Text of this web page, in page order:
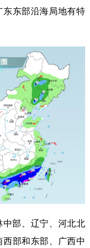
語
东部沿海局地有特
部、辽宁、河北北
部和东部、广西中